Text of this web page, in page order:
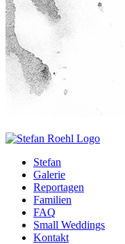
Stefan
Galerie
Reportagen
Familien
FAQ
Small Weddings
Kontakt